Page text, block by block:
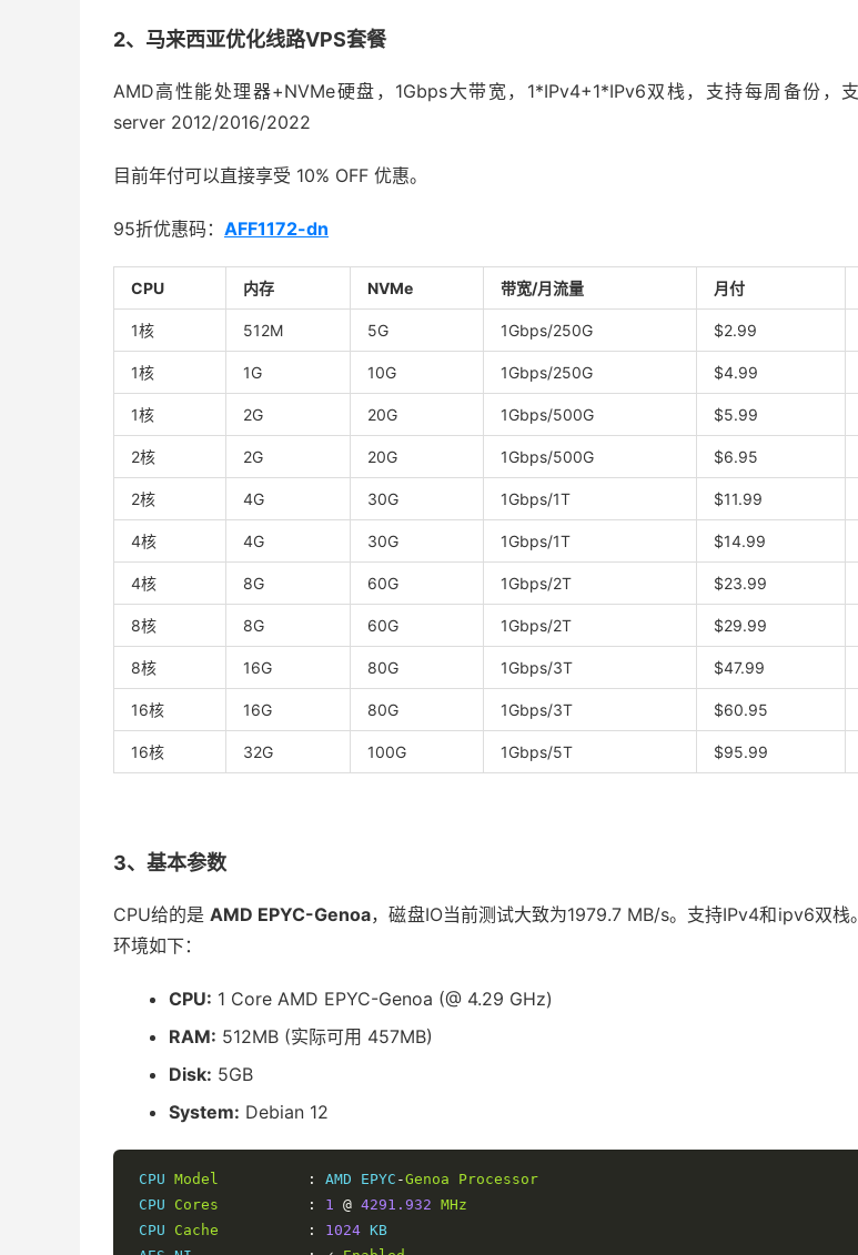
2、马来西亚优化线路VPS套餐
AMD高性能处理器+NVMe硬盘，1Gbps大带宽，1*IPv4+1*IPv6双栈，支持每周备份，
server 2012/2016/2022
目前年付可以直接享受 10% OFF 优惠。
95折优惠码： AFF1172-dn
CPU 内存 NVMe 带宽/月流量 月付
1核 512M 5G 1Gbps/250G $2.99
1核 1G 10G 1Gbps/250G $4.99
1核 2G 20G 1Gbps/500G $5.99
2核 2G 20G 1Gbps/500G $6.95
2核 4G 30G 1Gbps/1T $11.99
4核 4G 30G 1Gbps/1T $14.99
4核 8G 60G 1Gbps/2T $23.99
8核 8G 60G 1Gbps/2T $29.99
8核 16G 80G 1Gbps/3T $47.99
16核 16G 80G 1Gbps/3T $60.95
16核 32G 100G 1Gbps/5T $95.99
3、基本参数
CPU给的是AMD EPYC-Genoa，磁盘IO当前测试大致为1979.7 MB/s。支持IPv4和ipv6双栈
环境如下：
CPU: 1 Core AMD EPYC-Genoa (@ 4.29 GHz)
RAM: 512MB (实际可用 457MB)
Disk: 5GB
System: Debian 12
CPU Model : AMD EPYC -Genoa
Processor
CPU Cores : 1 @ 4291.932 MHz
CPU Cache : 1024 KB